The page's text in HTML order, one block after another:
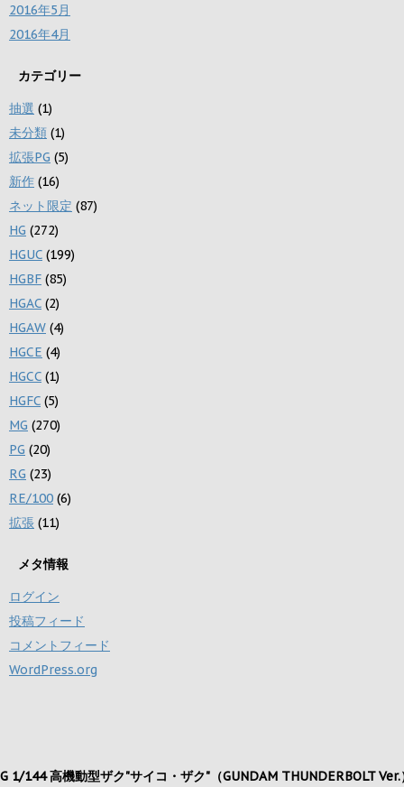
2016年5月
2016年4月
カテゴリー
抽選 (1)
未分類 (1)
拡張PG (5)
新作 (16)
ネット限定 (87)
HG (272)
HGUC (199)
HGBF (85)
HGAC (2)
HGAW (4)
HGCE (4)
HGCC (1)
HGFC (5)
MG (270)
PG (20)
RG (23)
RE/100 (6)
拡張 (11)
メタ情報
ログイン
投稿フィード
コメントフィード
WordPress.org
1/144 高機動型ザク"サイコ・ザク"（GUNDAM THUNDERBOLT Ver.